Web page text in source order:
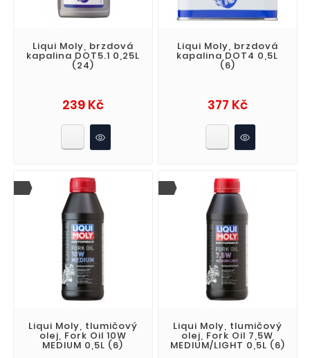
Liqui Moly, brzdová
kapalina DOT5.1 0,25L
(24)
239 KčCena
Liqui Moly, brzdová
kapalina DOT4 0,5L
(6)
377 KčCena
Liqui Moly, tlumičový
olej, Fork Oil 10W
MEDIUM 0,5L (6)
Liqui Moly, tlumičový
olej, Fork Oil 7,5W
MEDIUM/LIGHT 0,5L (6)